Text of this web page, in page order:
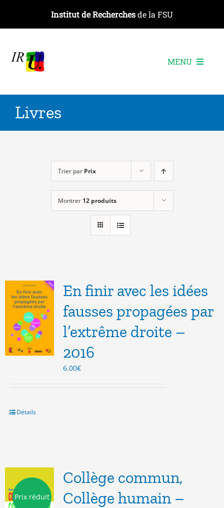
contenu
Institut de Recherchesde la FSU
MENU
Les recherches
Les événements
Livres
Trier par Prix
Montrer 12 produits
En finir avec les idées
fausses propagées par
l’extrême droite –
2016
6.00€
Détails
Prix réduit
Collège commun,
Collège humain –